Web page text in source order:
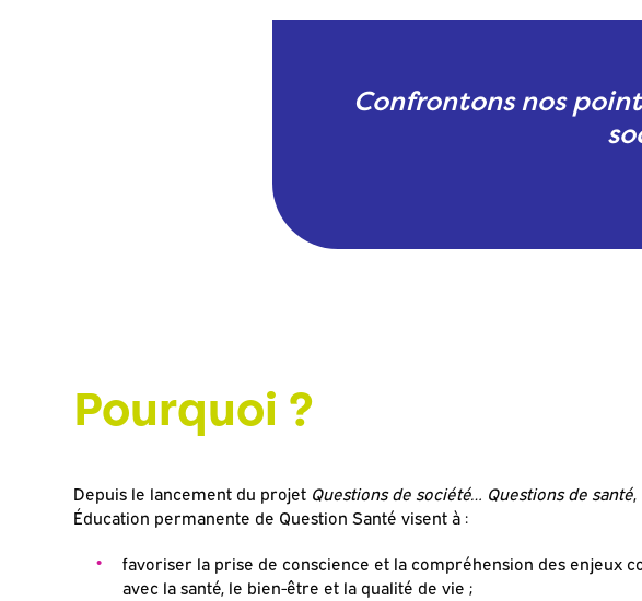
Confrontons nos
Pourquoi ?
Depuis le lancement du projet Questions de société… Questions de santé
Éducation permanente de Question Santé visent à :
favoriser la prise de conscience et la compréhension des enjeux
avec la santé, le bien-être et la qualité de vie ;